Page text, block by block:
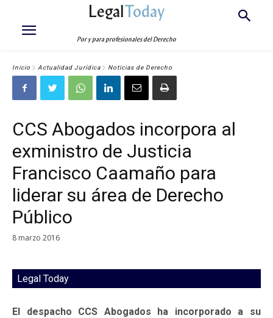
LegalToday
Por y para profesionales del Derecho
Inicio Actualidad Jurídica Noticias de Derecho
CCS Abogados incorpora al
exministro de Justicia
Francisco Caamaño para
liderar su área de Derecho
Público
8 marzo 2016
Legal Today
El despacho CCS Abogados ha incorporado a su